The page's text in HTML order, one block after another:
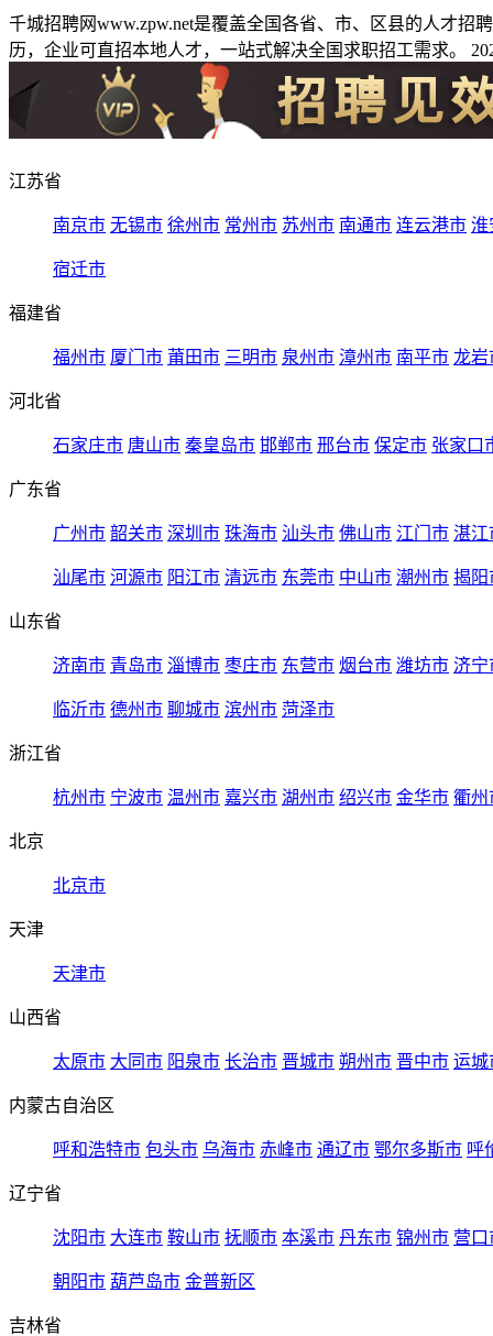
千城招聘网www.zpw.net是覆盖全国各省、市、区县的人才
历，企业可直招本地人才，一站式解决全国求职招工需求。
江苏省
南京市 无锡市 徐州市 常州市 苏州市 南通市 连云港市 淮
宿迁市
福建省
福州市 厦门市 莆田市 三明市 泉州市 漳州市 南平市 龙岩
河北省
石家庄市 唐山市 秦皇岛市 邯郸市 邢台市 保定市 张家口
广东省
广州市 韶关市 深圳市 珠海市 汕头市 佛山市 江门市 湛江
汕尾市 河源市 阳江市 清远市 东莞市 中山市 潮州市 揭阳
山东省
济南市 青岛市 淄博市 枣庄市 东营市 烟台市 潍坊市 济宁
临沂市 德州市 聊城市 滨州市 菏泽市
浙江省
杭州市 宁波市 温州市 嘉兴市 湖州市 绍兴市 金华市 衢州
北京
北京市
天津
天津市
山西省
太原市 大同市 阳泉市 长治市 晋城市 朔州市 晋中市 运城
内蒙古自治区
呼和浩特市 包头市 乌海市 赤峰市 通辽市 鄂尔多斯市 呼
辽宁省
沈阳市 大连市 鞍山市 抚顺市 本溪市 丹东市 锦州市 营口
朝阳市 葫芦岛市 金普新区
吉林省